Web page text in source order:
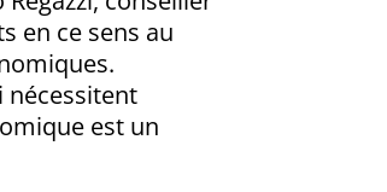
en ce sens au
nécessitent
est un